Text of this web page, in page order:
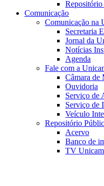
Comunicação
Comunicação na
Secretaria
Jornal da
Notícias
Agenda
Fale com a
Câmara de
Ouvidoria
Serviço de
Serviço de
Veículo
Repositório
Acervo
Banco de
TV